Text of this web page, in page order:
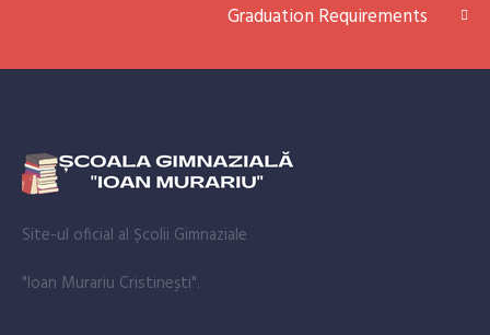
Graduation Requirements
Site-ul oficial al Școlii Gimnaziale
"Ioan Murariu Cristinești".